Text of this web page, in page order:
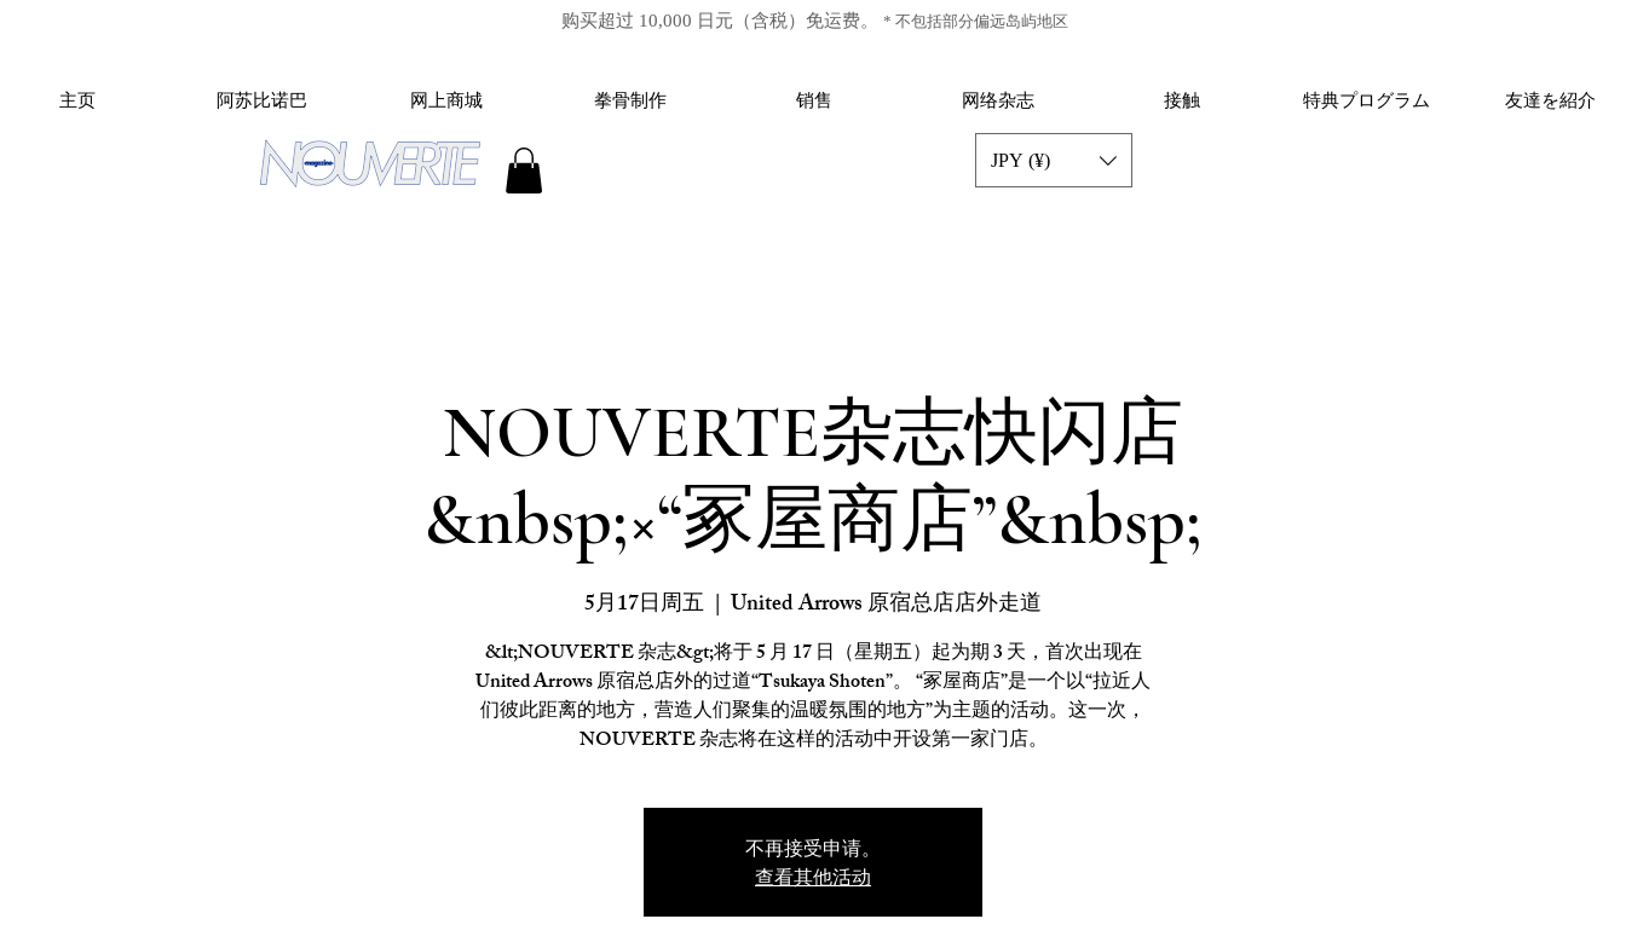
​ 购买超过 10,000 日元（含税）免运费。 * 不包括部分偏远岛屿地区
主页 阿苏比诺巴 网上商城 拳骨制作 销售 网络杂志 接触 特典プログラム 友達を紹介
JPY (¥)
NOUVERTE杂志快闪店
&nbsp;×“冢屋商店”&nbsp;
5月17日周五
  |
United Arrows 原宿总店店外走道
&lt;NOUVERTE 杂志&gt;将于 5 月 17 日（星期五）起为期 3 天，首次出现在
United Arrows 原宿总店外的过道“Tsukaya Shoten”。 “冢屋商店”是一个以“拉近人
们彼此距离的地方，营造人们聚集的温暖氛围的地方”为主题的活动。这一次，
NOUVERTE 杂志将在这样的活动中开设第一家门店。
不再接受申请。
查看其他活动